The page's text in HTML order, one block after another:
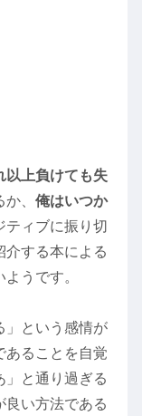
以上負けても失
、 俺はいつか
ティブに振り切
介する本による
うです。
」という感情が
あることを自覚
」と通り過ぎる
い方法である